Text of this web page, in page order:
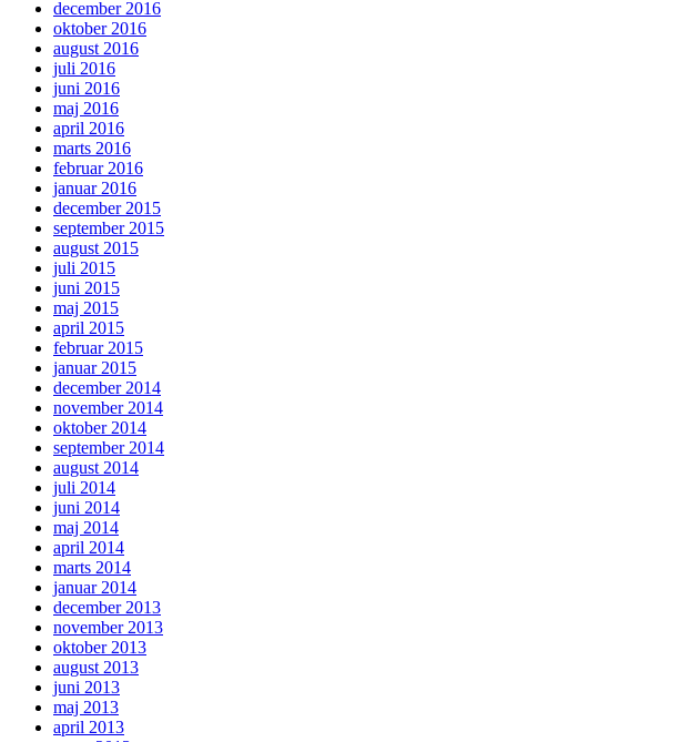
december 2016
oktober 2016
august 2016
juli 2016
juni 2016
maj 2016
april 2016
marts 2016
februar 2016
januar 2016
december 2015
september 2015
august 2015
juli 2015
juni 2015
maj 2015
april 2015
februar 2015
januar 2015
december 2014
november 2014
oktober 2014
september 2014
august 2014
juli 2014
juni 2014
maj 2014
april 2014
marts 2014
januar 2014
december 2013
november 2013
oktober 2013
august 2013
juni 2013
maj 2013
april 2013